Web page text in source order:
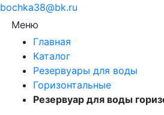
bochka38@bk.ru
Меню
Главная
Каталог
Резервуары для воды
Горизонтальные
Резервуар для воды